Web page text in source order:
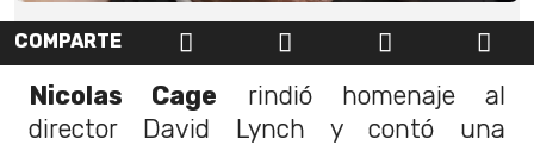
COMPARTE
Nicolas Cage rindió homenaje al
director David Lynch y contó una